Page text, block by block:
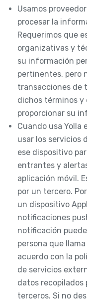
Usamos
procesar la
Requerimos que
organizativas y
su información
pertinentes, pero
transacciones de
dichos términos y
proporcionar su
Cuando usa Yolla
usar los servicios
ese dispositivo
entrantes y
aplicación móvil.
por un tercero.
un dispositivo
notificaciones
notificación
persona que
acuerdo con la
de servicios
datos recopilados
terceros. Si no